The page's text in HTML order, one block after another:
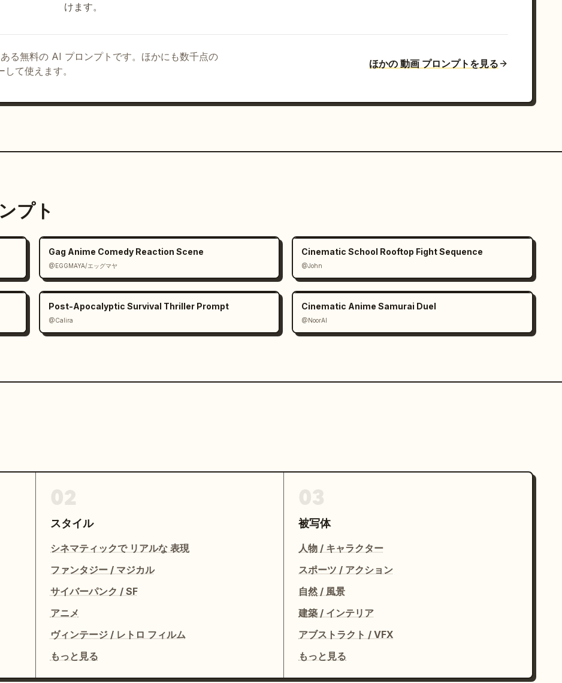
けます。
る無料の AI プロンプトです。ほかにも数千点の
て使えます。
ほかの 動画 プロンプトを見る
プト
Gag Anime Comedy Reaction Scene
@EGGMAYA/エッグマヤ
Cinematic School Rooftop Fight Sequence
@John
Post-Apocalyptic Survival Thriller Prompt
@Calira
Cinematic Anime Samurai Duel
@NoorAI
スタイル
シネマティックで リアルな 表現
ファンタジー / マジカル
サイバーパンク / SF
アニメ
ヴィンテージ / レトロ フィルム
もっと見る
被写体
人物 / キャラクター
スポーツ / アクション
自然 / 風景
建築 / インテリア
アブストラクト / VFX
もっと見る